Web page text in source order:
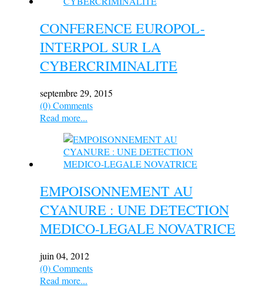
CONFERENCE EUROPOL-
INTERPOL SUR LA
CYBERCRIMINALITE
septembre 29, 2015
(0) Comments
Read more...
EMPOISONNEMENT AU
CYANURE : UNE DETECTION
MEDICO-LEGALE NOVATRICE
juin 04, 2012
(0) Comments
Read more...